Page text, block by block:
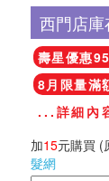
西門店庫
壽星優惠
8月限量滿
...詳細內
加15元購買 (
髮網